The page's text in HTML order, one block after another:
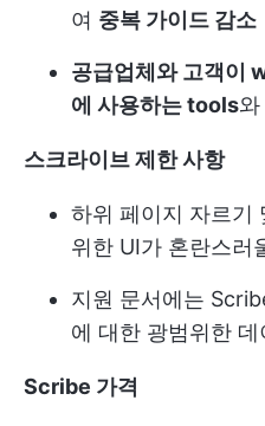
여 중복 가이드 감소
공급업체와 고객이
에 사용하는 tools
스크라이브 제한 사항
하위 페이지 자르기
위한 UI가 혼란스러
지원 문서에는
에 대한 광범위한
Scribe 가격